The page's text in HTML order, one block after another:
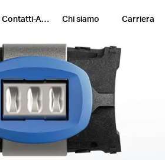
Contatti-Assistenza Chi siamo Carriera